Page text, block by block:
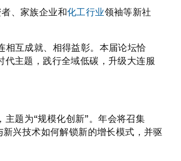
、家族企业和化工行业领袖等新社
相互成就、相得益彰。本届论坛恰
代主题，践行全域低碳，升级大连服
题为“规模化创新”。年会将召集
兴技术如何解锁新的增长模式，并驱